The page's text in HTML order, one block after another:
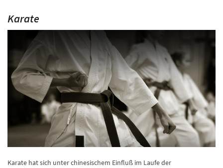
Karate
Karate hat sich unter chinesischem Einfluß im Laufe der